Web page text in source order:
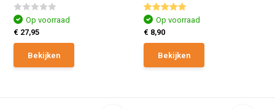
Op voorraad
€ 27,95
Bekijken
Op voorraad
€ 8,90
Bekijken